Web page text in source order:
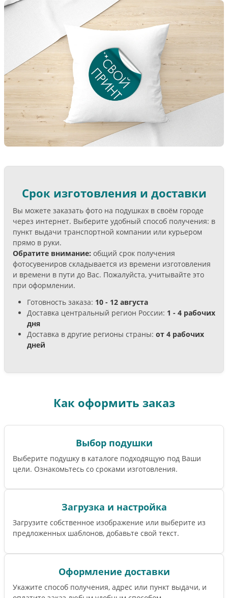
Срок изготовления и доставки
Вы можете заказать фото на подушках в своём городе
через интернет. Выберите удобный способ получения: в
пункт выдачи транспортной компании или курьером
прямо в руки.
Обратите внимание: общий срок получения
фотосувениров складывается из времени изготовления
и времени в пути до Вас. Пожалуйста, учитывайте это
при оформлении.
Готовность заказа: 10 - 12 августа
Доставка центральный регион России: 1 - 4 рабочих
дня
Доставка в другие регионы страны: от 4 рабочих
дней
Как оформить заказ
Выбор подушки
Выберите подушку в каталоге подходящую под Ваши
цели. Ознакомьтесь со сроками изготовления.
Загрузка и настройка
Загрузите собственное изображение или выберите из
предложенных шаблонов, добавьте свой текст.
Оформление доставки
Укажите способ получения, адрес или пункт выдачи, и